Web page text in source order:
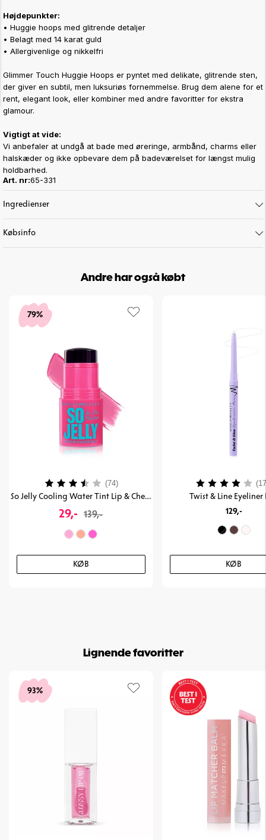
Højdepunkter:
• Huggie hoops med glitrende detaljer
• Belagt med 14 karat guld
• Allergivenlige og nikkelfri
Glimmer Touch Huggie Hoops er pyntet med delikate, glitrende sten,
der giver en subtil, men luksuriøs fornemmelse. Brug dem alene for et
rent, elegant look, eller kombiner med andre favoritter for ekstra
glamour.
Vigtigt at vide:
Vi anbefaler at undgå at bade med øreringe, armbånd, charms eller
halskæder og ikke opbevare dem på badeværelset for længst mulig
holdbarhed.
Art. nr:65-331
Ingredienser
Købsinfo
Andre har også købt
79%
So Jelly Cooling Water Tint Lip & Cheek Stain
29,- 139,-
KØB
Vurdering: (74) 3.7 ud af 5 stjerner
Twist & Line Eyeliner
129,-
KØB
Vurdering:
Lignende favoritter
93%